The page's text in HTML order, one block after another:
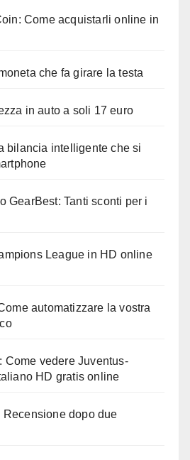
Come acquistarli online in
che fa girare la testa
in auto a soli 17 euro
bilancia intelligente che si
GearBest: Tanti sconti per i
League in HD online
automatizzare la vostra
Come vedere Juventus-
HD gratis online
dopo due